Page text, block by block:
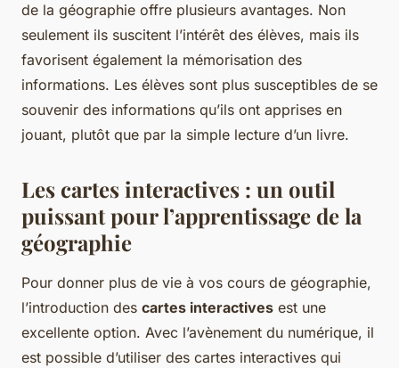
de la géographie offre plusieurs avantages. Non
seulement ils suscitent l’intérêt des élèves, mais ils
favorisent également la mémorisation des
informations. Les élèves sont plus susceptibles de se
souvenir des informations qu’ils ont apprises en
jouant, plutôt que par la simple lecture d’un livre.
Les cartes interactives : un outil
puissant pour l’apprentissage de la
géographie
Pour donner plus de vie à vos cours de géographie,
l’introduction des cartes interactives est une
excellente option. Avec l’avènement du numérique, il
est possible d’utiliser des cartes interactives qui